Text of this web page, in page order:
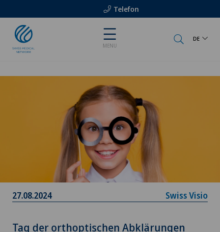
Telefon
MENU
DE
27.08.2024 Swiss Visio
Tag der orthoptischen Abklärungen